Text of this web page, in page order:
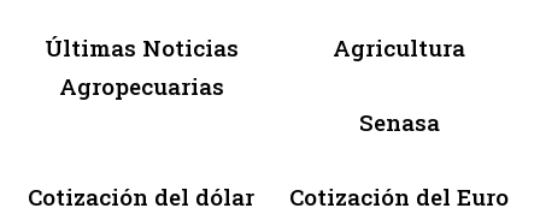
Últimas Noticias
Agropecuarias
Agricultura
Senasa
Cotización del dólar Cotización del Euro